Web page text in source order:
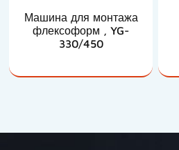
Машина для монтажа
флексоформ , YG-
330/450